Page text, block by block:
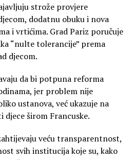
strože provjere
dodatnu obuku i nova
i vrtićima. Grad Pariz poručuje
“nulte tolerancije” prema
djecom.
da bi potpuna reforma
jer problem nije
ustanova, već ukazuje na
širom Francuske.
veću transparentnost,
svih institucija koje su, kako